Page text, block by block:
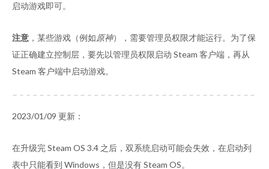
启动游戏即可。
注意 ，某些游戏（例如原神），需要管理员权限才能运行。为了保
证正确建立控制层，要先以管理员权限启动 Steam 客户端，再从
Steam 客户端中启动游戏。
2023/01/09 更新：
在升级完 Steam OS 3.4 之后，双系统启动可能会失效，在启动列
表中只能看到 Windows，但是没有 Steam OS。